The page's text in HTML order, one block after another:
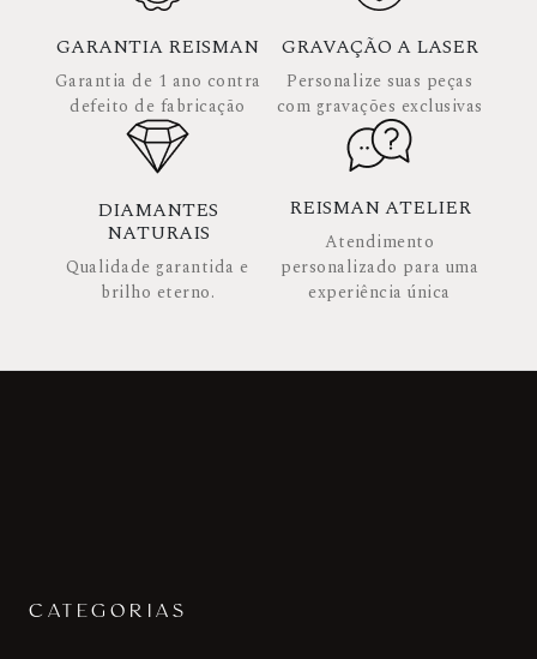
GARANTIA REISMAN
Garantia de 1 ano contra
defeito de fabricação
GRAVAÇÃO A LASER
Personalize suas peças
com gravações exclusivas
DIAMANTES
NATURAIS
Qualidade garantida e
brilho eterno.
REISMAN ATELIER
Atendimento
personalizado para uma
experiência única
CATEGORIAS